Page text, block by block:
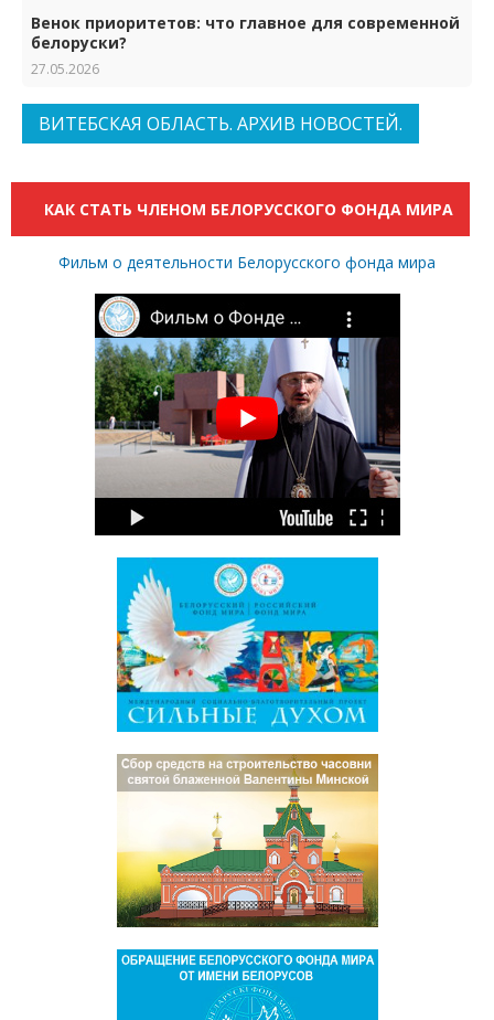
Венок приоритетов: что главное для современной
белоруски?
27.05.2026
ВИТЕБСКАЯ ОБЛАСТЬ. АРХИВ НОВОСТЕЙ.
КАК СТАТЬ ЧЛЕНОМ БЕЛОРУССКОГО ФОНДА МИРА
Фильм о деятельности Белорусского фонда мира